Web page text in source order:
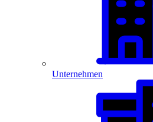
Unternehmen